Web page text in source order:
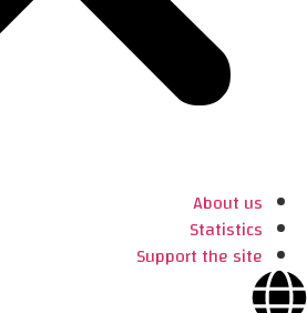
About us
Statistics
Support the site